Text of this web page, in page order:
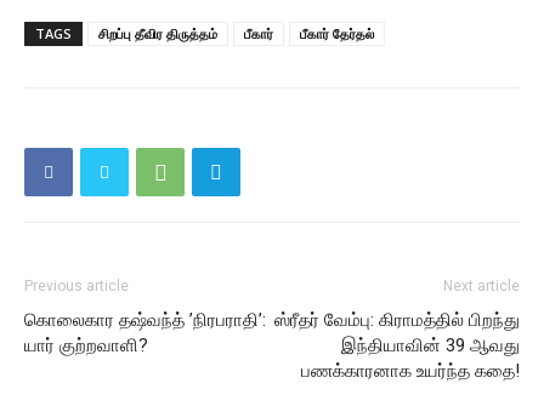
TAGS சிறப்பு தீவிர திருத்தம் பீகார் பீகார் தேர்தல்
Previous article
கொலைகார தஷ்வந்த் ’நிரபராதி’:
யார் குற்றவாளி?
Next article
ஸ்ரீதர் வேம்பு: கிராமத்தில் பிறந்து
இந்தியாவின் 39 ஆவது
பணக்காரனாக உயர்ந்த கதை!